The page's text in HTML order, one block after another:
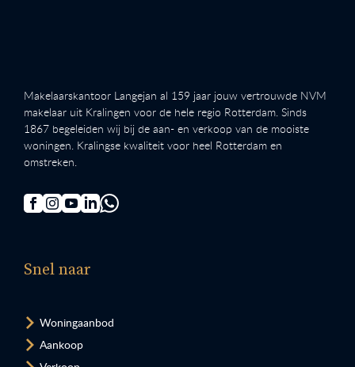
Makelaarskantoor Langejan al 159 jaar jouw vertrouwde NVM
makelaar uit Kralingen voor de hele regio Rotterdam. Sinds
1867 begeleiden wij bij de aan- en verkoop van de mooiste
woningen. Kralingse kwaliteit voor heel Rotterdam en
omstreken.
Snel naar
Woningaanbod
Aankoop